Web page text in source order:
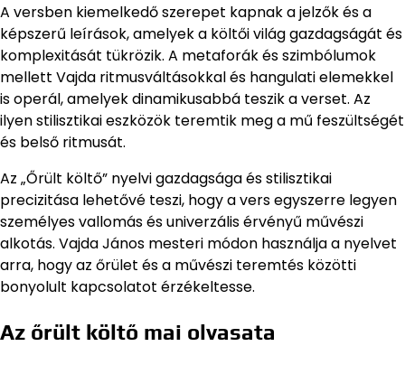
A versben kiemelkedő szerepet kapnak a jelzők és a
képszerű leírások, amelyek a költői világ gazdagságát és
komplexitását tükrözik. A metaforák és szimbólumok
mellett Vajda ritmusváltásokkal és hangulati elemekkel
is operál, amelyek dinamikusabbá teszik a verset. Az
ilyen stilisztikai eszközök teremtik meg a mű feszültségét
és belső ritmusát.
Az „Őrült költő” nyelvi gazdagsága és stilisztikai
precizitása lehetővé teszi, hogy a vers egyszerre legyen
személyes vallomás és univerzális érvényű művészi
alkotás. Vajda János mesteri módon használja a nyelvet
arra, hogy az őrület és a művészi teremtés közötti
bonyolult kapcsolatot érzékeltesse.
Az őrült költő mai olvasata